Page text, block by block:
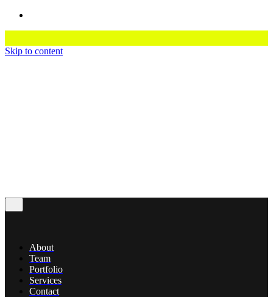
Skip to content
About
Team
Portfolio
Services
Contact